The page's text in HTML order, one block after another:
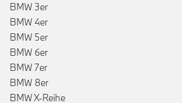
BMW 3er
BMW 4er
BMW 5er
BMW 6er
BMW 7er
BMW 8er
BMW X-Reihe